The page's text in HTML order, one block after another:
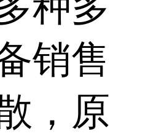
销售
，原